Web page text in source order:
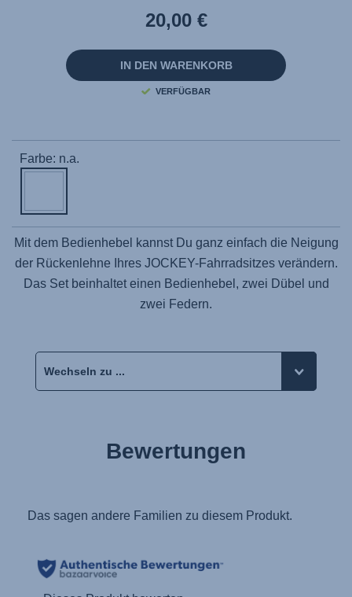
Link
auf
Seite.
20,00 €
IN DEN WARENKORB
VERFÜGBAR
Farbe: n.a.
Mit dem Bedienhebel kannst Du ganz einfach die Neigung
der Rückenlehne Ihres JOCKEY-Fahrradsitzes verändern.
Das Set beinhaltet einen Bedienhebel, zwei Dübel und
zwei Federn.
Bewertungen